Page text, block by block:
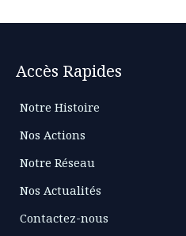
Accès Rapides
Notre Histoire
Nos Actions
Notre Réseau
Nos Actualités
Contactez-nous